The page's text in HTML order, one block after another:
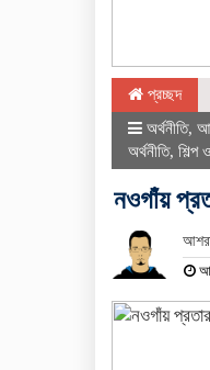
প্রচ্ছদ
অর্থনীতি,
অর্থনীতি, শিল্প
নওগাঁয়